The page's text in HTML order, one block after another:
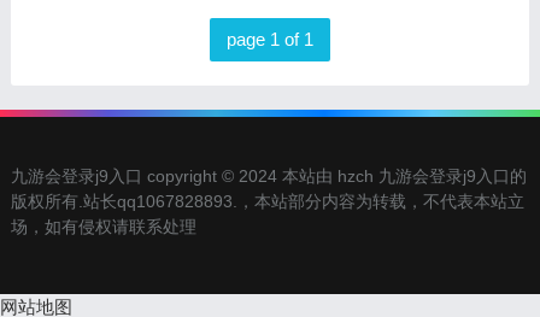
page 1 of 1
九游会登录j9入口 copyright © 2024 本站由 hzch 九游会登录j9入口的
版权所有.站长qq1067828893.，本站部分内容为转载，不代表本站立
场，如有侵权请联系处理
网站地图